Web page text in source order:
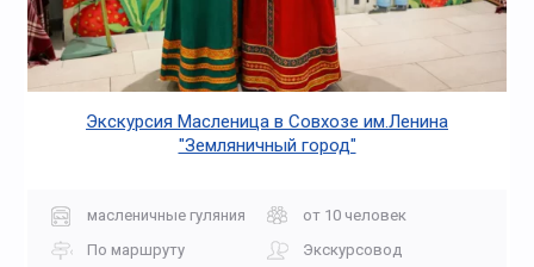
Экскурсия Масленица в Совхозе им.Ленина
"Земляничный город"
масленичные гуляния
от 10 человек
По маршруту
Экскурсовод